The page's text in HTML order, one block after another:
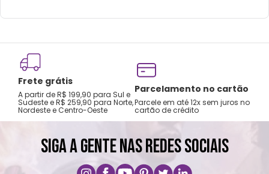
neutro.
Não vai ao micro-ondas.
Não utilizar produtos químicos e abrasivos.
Frete grátis
A partir de R$ 199,90 para Sul e
Sudeste e R$ 259,90 para Norte,
Nordeste e Centro-Oeste
Parcelamento no cartão
Parcele em até 12x sem juros no
cartão de crédito
SIGA A GENTE NAS REDES SOCIAIS